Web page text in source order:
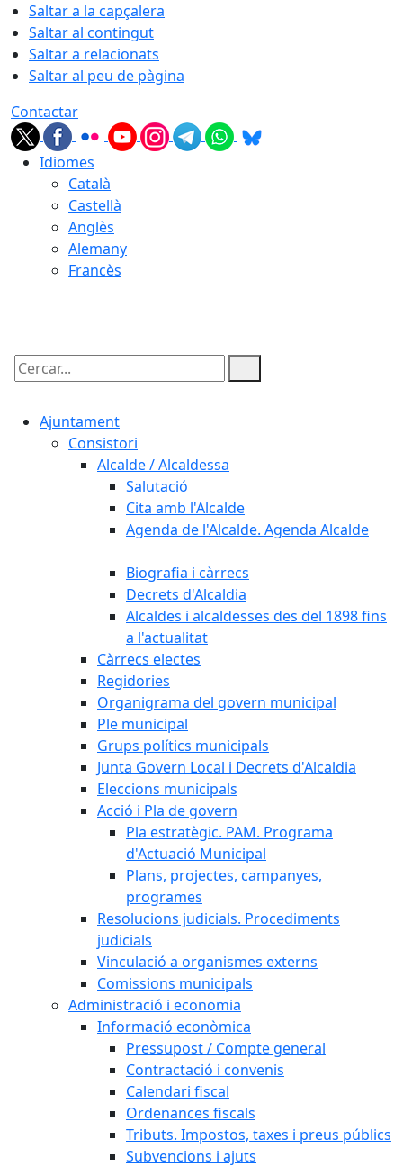
Saltar a la capçalera
Saltar al contingut
Saltar a relacionats
Saltar al peu de pàgina
Contactar
Idiomes
Català
Castellà
Anglès
Alemany
Francès
Cercar:
Ajuntament
Consistori
Alcalde / Alcaldessa
Salutació
Cita amb l'Alcalde
Agenda de l'Alcalde. Agenda Alcalde
Biografia i càrrecs
Decrets d'Alcaldia
Alcaldes i alcaldesses des del 1898 fins
a l'actualitat
Càrrecs electes
Regidories
Organigrama del govern municipal
Ple municipal
Grups polítics municipals
Junta Govern Local i Decrets d'Alcaldia
Eleccions municipals
Acció i Pla de govern
Pla estratègic. PAM. Programa
d'Actuació Municipal
Plans, projectes, campanyes,
programes
Resolucions judicials. Procediments
judicials
Vinculació a organismes externs
Comissions municipals
Administració i economia
Informació econòmica
Pressupost / Compte general
Contractació i convenis
Calendari fiscal
Ordenances fiscals
Tributs. Impostos, taxes i preus públics
Subvencions i ajuts